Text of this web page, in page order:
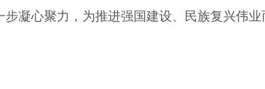
凝心聚力，为推进强国建设、民族复兴伟业